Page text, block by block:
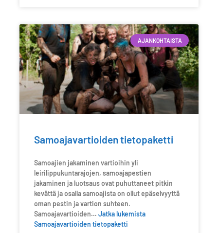
AJANKOHTAISTA
Samoajavartioiden tietopaketti
Samoajien jakaminen vartioihin yli
leirilippukuntarajojen, samoajapestien
jakaminen ja luotsaus ovat puhuttaneet pitkin
kevättä ja osalla samoajista on ollut epäselvyyttä
oman pestin ja vartion suhteen.
Samoajavartioiden… Jatka lukemista
Samoajavartioiden tietopaketti